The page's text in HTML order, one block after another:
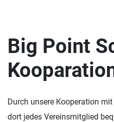
Big Point
Durch unsere Kooperation mit
dort jedes Vereinsmitglied